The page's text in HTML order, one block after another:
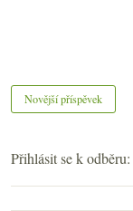
Novější příspěvek
Přihlásit se k odběru: